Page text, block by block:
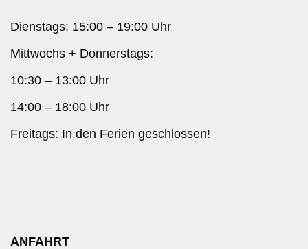
Dienstags: 15:00 – 19:00 Uhr
Mittwochs + Donnerstags:
10:30 – 13:00 Uhr
14:00 – 18:00 Uhr
Freitags: In den Ferien geschlossen!
ANFAHRT